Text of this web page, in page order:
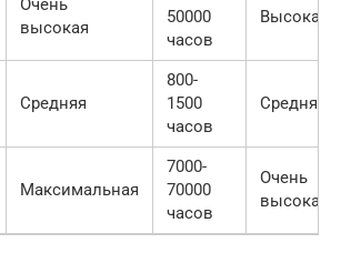
Очень
высокая
50000
часов
Высокая
Средняя
800-
1500
часов
Средняя
Максимальная
7000-
70000
часов
Очень
высокая